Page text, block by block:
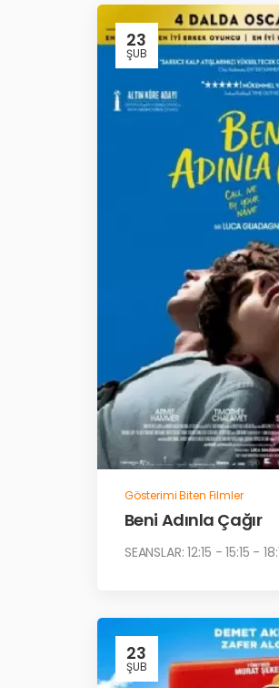
23
ŞUB
Gösterimi Biten Filmler
Beni Adınla Çağır
SEANSLAR: 12:15 - 15:15 -
23
ŞUB